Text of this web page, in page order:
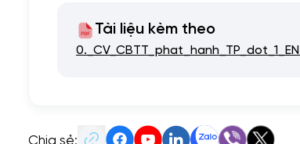
Tài liệu kèm theo
Chia sẻ: